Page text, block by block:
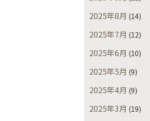
2025年8月 (14)
2025年7月 (12)
2025年6月 (10)
2025年5月 (9)
2025年4月 (9)
2025年3月 (19)